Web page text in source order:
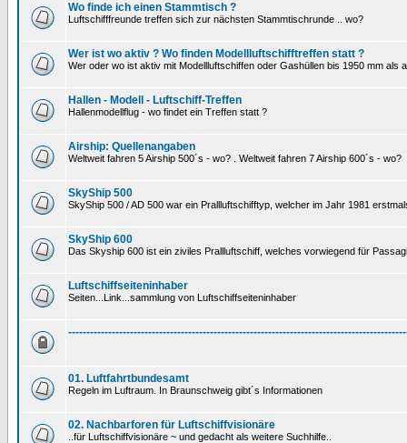
Wo finde ich einen Stammtisch ?
Luftschifffreunde treffen sich zur nächsten Stammtischrunde .. wo?
Wer ist wo aktiv ? Wo finden Modellluftschifftreffen statt ?
Wer oder wo ist aktiv mit Modellluftschiffen oder Gashüllen bis 1950 mm als
Hallen - Modell - Luftschiff-Treffen
Hallenmodellflug - wo findet ein Treffen statt ?
Airship: Quellenangaben
Weltweit fahren 5 Airship 500´s - wo? . Weltweit fahren 7 Airship 600´s - wo?
SkyShip 500
SkyShip 500 / AD 500 war ein Prallluftschifftyp, welcher im Jahr 1981
SkyShip 600
Das Skyship 600 ist ein ziviles Prallluftschiff, welches vorwiegend für
Luftschiffseiteninhaber
Seiten...Link...sammlung von Luftschiffseiteninhaber
01. Luftfahrtbundesamt
Regeln im Luftraum. In Braunschweig gibt´s Informationen
02. Nachbarforen für Luftschiffvisionäre
..für Luftschiffvisionäre ~ und gedacht als weitere Suchhilfe..